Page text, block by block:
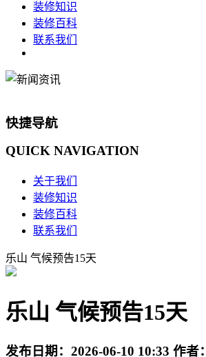
装修知识
装修百科
联系我们
快捷导航
QUICK NAVIGATION
关于我们
装修知识
装修百科
联系我们
乐山 气候预告15天
乐山 气候预告15天
发布日期： 2026-06-10 10:33 作者：